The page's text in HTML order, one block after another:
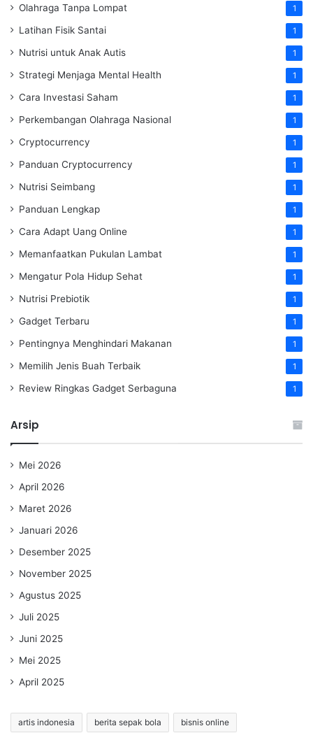
Olahraga Tanpa Lompat 1
Latihan Fisik Santai 1
Nutrisi untuk Anak Autis 1
Strategi Menjaga Mental Health 1
Cara Investasi Saham 1
Perkembangan Olahraga Nasional 1
Cryptocurrency 1
Panduan Cryptocurrency 1
Nutrisi Seimbang 1
Panduan Lengkap 1
Cara Adapt Uang Online 1
Memanfaatkan Pukulan Lambat 1
Mengatur Pola Hidup Sehat 1
Nutrisi Prebiotik 1
Gadget Terbaru 1
Pentingnya Menghindari Makanan 1
Memilih Jenis Buah Terbaik 1
Review Ringkas Gadget Serbaguna 1
Arsip
Mei 2026
April 2026
Maret 2026
Januari 2026
Desember 2025
November 2025
Agustus 2025
Juli 2025
Juni 2025
Mei 2025
April 2025
artis indonesia berita sepak bola bisnis online